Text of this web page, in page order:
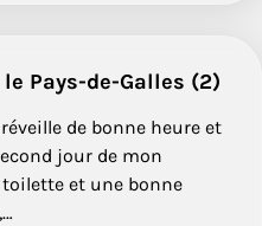
Pays-de-Galles (2)
de bonne heure et
jour de mon
toilette et une bonne